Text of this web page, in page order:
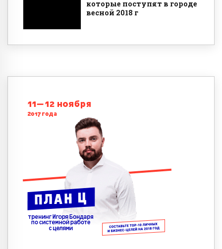
которые поступят в городе
весной 2018 г